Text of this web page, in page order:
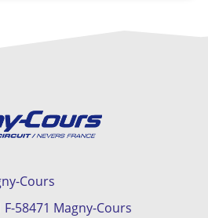
Cours
58471 Magny-Cours